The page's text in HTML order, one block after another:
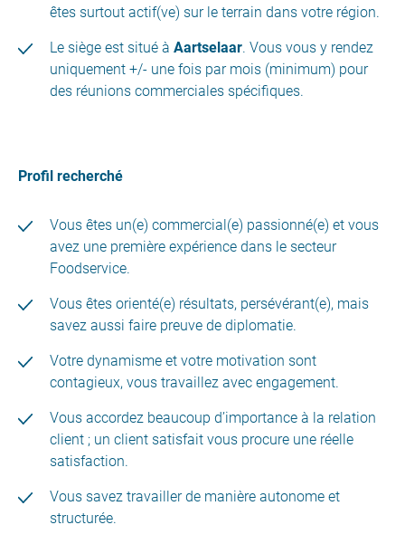
êtes surtout actif(ve) sur le terrain dans votre région.
Le siège est situé à Aartselaar. Vous vous y rendez
uniquement +/- une fois par mois (minimum) pour
des réunions commerciales spécifiques.
Profil recherché
Vous êtes un(e) commercial(e) passionné(e) et vous
avez une première expérience dans le secteur
Foodservice.
Vous êtes orienté(e) résultats, persévérant(e), mais
savez aussi faire preuve de diplomatie.
Votre dynamisme et votre motivation sont
contagieux, vous travaillez avec engagement.
Vous accordez beaucoup d’importance à la relation
client ; un client satisfait vous procure une réelle
satisfaction.
Vous savez travailler de manière autonome et
structurée.